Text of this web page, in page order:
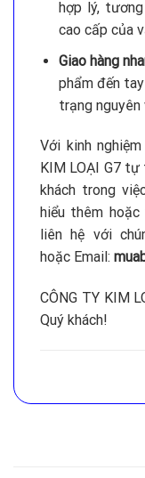
hợp lý,
cao cấp của
Giao hàng
phẩm đến
trạng nguyên
Với kinh
KIM LOẠI G7
khách trong
hiểu thêm
liên hệ với
hoặc Email:
CÔNG TY KIM
Quý khách!